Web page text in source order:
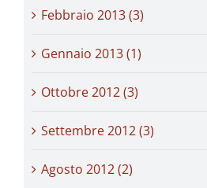
Febbraio 2013 (3)
Gennaio 2013 (1)
Ottobre 2012 (3)
Settembre 2012 (3)
Agosto 2012 (2)